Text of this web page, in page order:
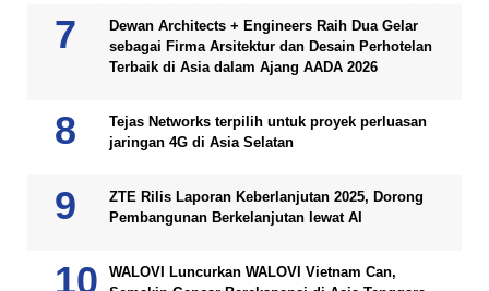
Dewan Architects + Engineers Raih Dua Gelar
sebagai Firma Arsitektur dan Desain Perhotelan
Terbaik di Asia dalam Ajang AADA 2026
Tejas Networks terpilih untuk proyek perluasan
jaringan 4G di Asia Selatan
ZTE Rilis Laporan Keberlanjutan 2025, Dorong
Pembangunan Berkelanjutan lewat AI
WALOVI Luncurkan WALOVI Vietnam Can,